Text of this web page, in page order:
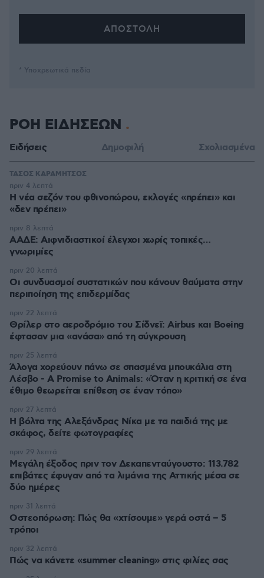
* Υποχρεωτικά πεδία
ΡΟΗ ΕΙΔΗΣΕΩΝ
Ειδήσεις Δημοφιλή Σχολιασμένα
ΤΑΣΟΣ ΚΑΡΑΜΗΤΣΟΣ
Η νέα σεζόν του φθινοπώρου, εκλογές «πρέπει» και
«δεν πρέπει»
πριν 4 λεπτά
ΑΑΔΕ: Αιφνιδιαστικοί έλεγχοι χωρίς τοπικές…
γνωριμίες
πριν 8 λεπτά
Οι συνδυασμοί συστατικών που κάνουν θαύματα στην
περιποίηση της επιδερμίδας
πριν 20 λεπτά
Θρίλερ στο αεροδρόμιο του Σίδνεϊ: Airbus και Boeing
έφτασαν μια «ανάσα» από τη σύγκρουση
πριν 22 λεπτά
Άλογα χορεύουν πάνω σε σπασμένα μπουκάλια στη
Λέσβο - A Promise to Animals: «Όταν η κριτική σε ένα
έθιμο θεωρείται επίθεση σε έναν τόπο»
πριν 25 λεπτά
Η βόλτα της Αλεξάνδρας Νίκα με τα παιδιά της με
σκάφος, δείτε φωτογραφίες
πριν 27 λεπτά
Μεγάλη έξοδος πριν τον Δεκαπενταύγουστο: 113.782
επιβάτες έφυγαν από τα λιμάνια της Αττικής μέσα σε
δύο ημέρες
πριν 29 λεπτά
Οστεοπόρωση: Πώς θα «χτίσουμε» γερά οστά – 5
τρόποι
πριν 31 λεπτά
Πώς να κάνετε «summer cleaning» στις φιλίες σας
πριν 32 λεπτά